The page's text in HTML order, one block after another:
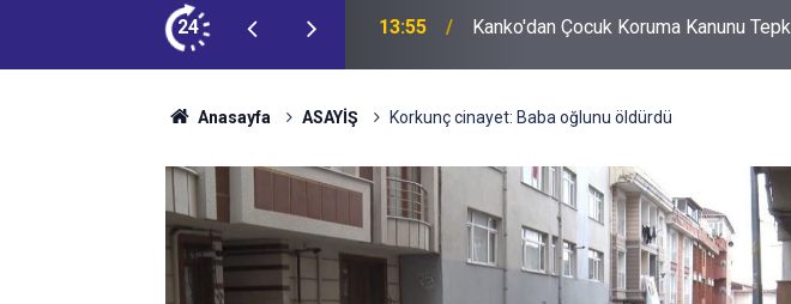
24 12:55 İzmit 95 Ebeveyn Buluşmaları başlıyor
Anasayfa ASAYİŞ Korkunç cinayet: Baba oğlunu öldürdü